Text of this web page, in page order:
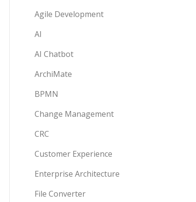
Agile Development
AI
AI Chatbot
ArchiMate
BPMN
Change Management
CRC
Customer Experience
Enterprise Architecture
File Converter